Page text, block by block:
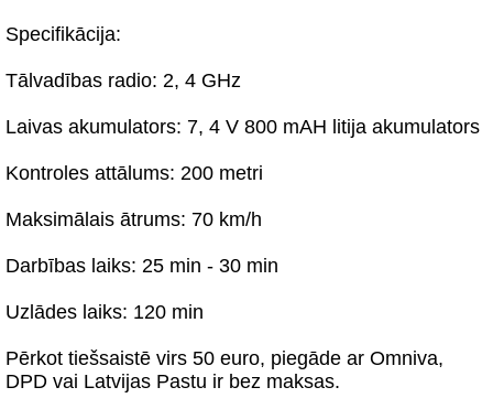
Specifikācija:
Tālvadības radio: 2, 4 GHz
Laivas akumulators: 7, 4 V 800 mAH litija akumulators
Kontroles attālums: 200 metri
Maksimālais ātrums: 70 km/h
Darbības laiks: 25 min - 30 min
Uzlādes laiks: 120 min
Pērkot tiešsaistē virs 50 euro, piegāde ar Omniva,
DPD vai Latvijas Pastu ir bez maksas.